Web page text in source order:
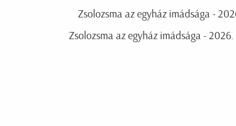
Zsolozsma az egyház imádsága -
Zsolozsma az egyház imádsága -